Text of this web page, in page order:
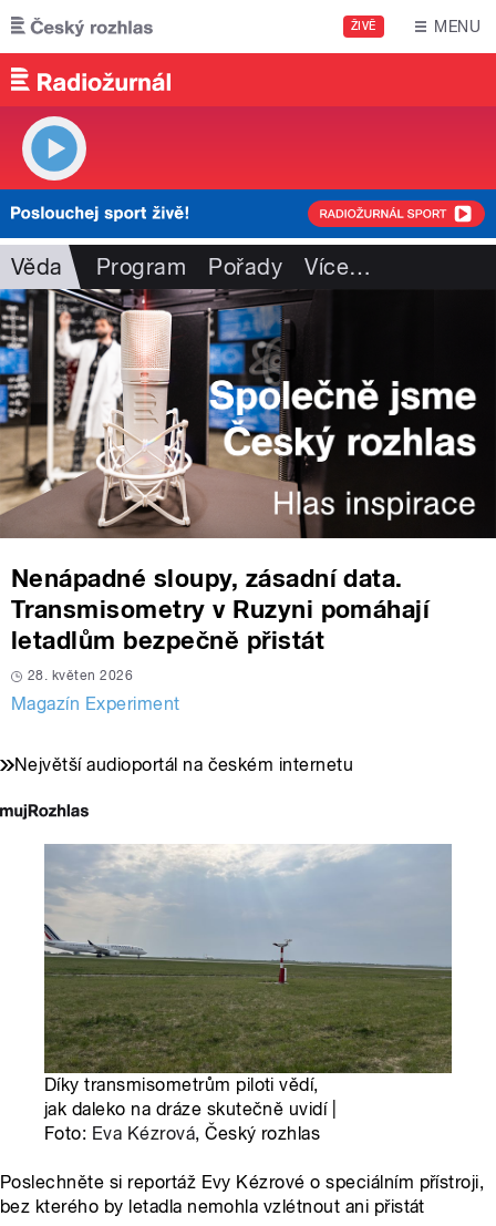
Přejít k hlavnímu obsahu
ŽIVĚ MENU
Věda Program Pořady Více…
Nenápadné sloupy, zásadní data.
Transmisometry v Ruzyni pomáhají
letadlům bezpečně přistát
28. květen 2026
Magazín Experiment
Největší audioportál na českém internetu
Díky transmisometrům piloti vědí,
jak daleko na dráze skutečně uvidí |
Foto: Eva Kézrová, Český rozhlas
Poslechněte si reportáž Evy Kézrové o speciálním přístroji,
bez kterého by letadla nemohla vzlétnout ani přistát